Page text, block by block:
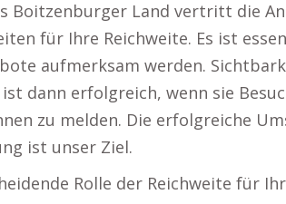
Boitzenburger Land vertritt die
für Ihre Reichweite. Es ist
aufmerksam werden.
dann erfolgreich, wenn sie
zu melden. Die erfolgreiche
ist unser Ziel.
Rolle der Reichweite für